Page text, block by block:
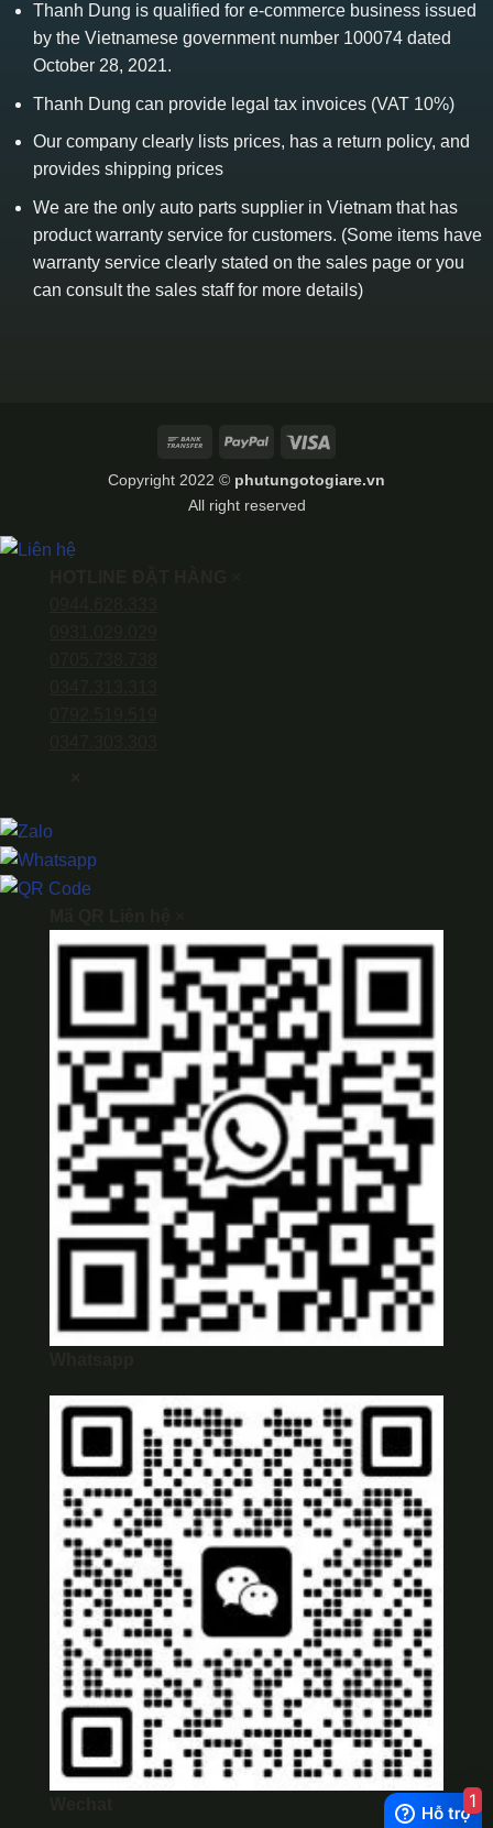
Thanh Dung is qualified for e-commerce business issued
by the Vietnamese government number 100074 dated
October 28, 2021.
Thanh Dung can provide legal tax invoices (VAT 10%)
Our company clearly lists prices, has a return policy, and
provides shipping prices
We are the only auto parts supplier in Vietnam that has
product warranty service for customers. (Some items have
warranty service clearly stated on the sales page or you
can consult the sales staff for more details)
Bank
PayPal
Copyright 2022 © phutungotogiare.vn
All right reserved
1